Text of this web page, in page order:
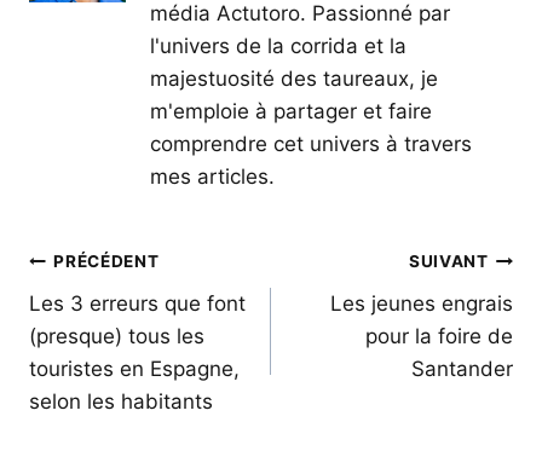
média Actutoro. Passionné par
l'univers de la corrida et la
majestuosité des taureaux, je
m'emploie à partager et faire
comprendre cet univers à travers
mes articles.
Navigation
de
l’article
PRÉCÉDENT
Les 3 erreurs que font
(presque) tous les
touristes en Espagne,
selon les habitants
SUIVANT
Les jeunes engrais
pour la foire de
Santander